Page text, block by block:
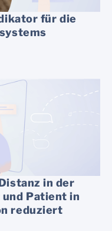
für die
in der
Patient in
reduziert